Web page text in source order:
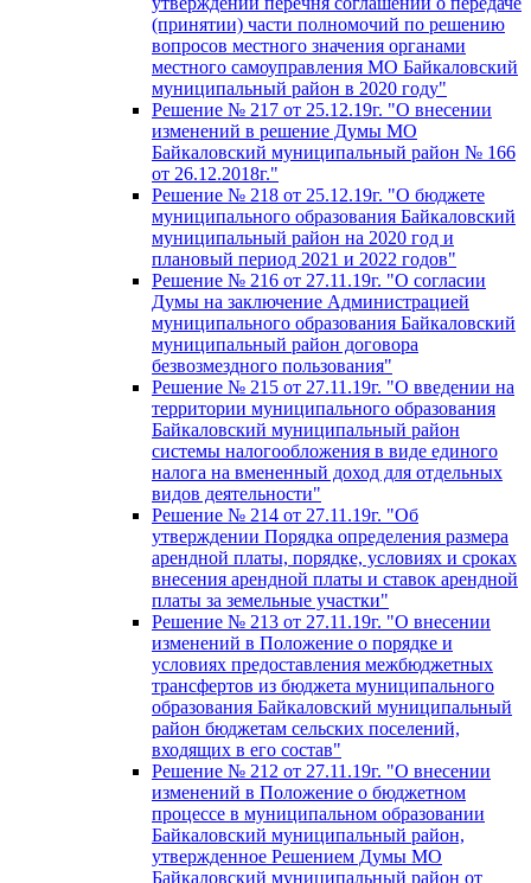
(принятии) части полномочий по решению
вопросов местного значения органами
местного самоуправления МО Байкаловский
муниципальный район в 2020 году"
Решение № 217 от 25.12.19г. "О внесении
изменений в решение Думы МО
Байкаловский муниципальный район № 166
от 26.12.2018г."
Решение № 218 от 25.12.19г. "О бюджете
муниципального образования Байкаловский
муниципальный район на 2020 год и
плановый период 2021 и 2022 годов"
Решение № 216 от 27.11.19г. "О согласии
Думы на заключение Администрацией
муниципального образования Байкаловский
муниципальный район договора
безвозмездного пользования"
Решение № 215 от 27.11.19г. "О введении на
территории муниципального образования
Байкаловский муниципальный район
системы налогообложения в виде единого
налога на вмененный доход для отдельных
видов деятельности"
Решение № 214 от 27.11.19г. "Об
утверждении Порядка определения размера
арендной платы, порядке, условиях и сроках
внесения арендной платы и ставок арендной
платы за земельные участки"
Решение № 213 от 27.11.19г. "О внесении
изменений в Положение о порядке и
условиях предоставления межбюджетных
трансфертов из бюджета муниципального
образования Байкаловский муниципальный
район бюджетам сельских поселений,
входящих в его состав"
Решение № 212 от 27.11.19г. "О внесении
изменений в Положение о бюджетном
процессе в муниципальном образовании
Байкаловский муниципальный район,
утвержденное Решением Думы МО
Байкаловский муниципальный район от